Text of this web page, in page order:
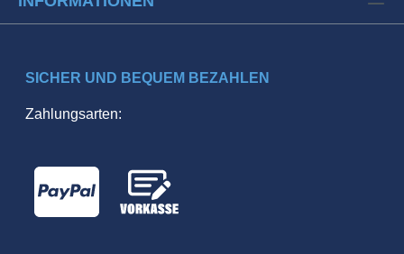
SICHER UND BEQUEM BEZAHLEN
Zahlungsarten: